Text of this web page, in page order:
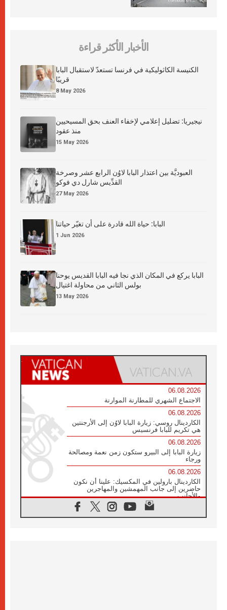
الأخبار الأكثر قراءة
الكنيسة الكاثوليكية في فرنسا تستعدّ لاستقبال البابا
قريبًا
8 May 2026
نيجيريا: تضليل إعلامي لإخفاء العنف بحق المسيحيين
منذ عقود
15 May 2026
العبوديَّة بين اعتذار البابا لاوُن الرابع عشر وصرخة
القدِّيس شارل دي فوكو
27 May 2026
البابا: حياة الله قادرة على أن تغيّر حياتنا
1 Jun 2026
البابا يركع في المكان الذي نجا فيه البابا القديس يوحنا
بولس الثاني من محاولة اغتيال
13 May 2026
06.08.2026
الاجتماع الشهري للمطارنة الموارنة
06.08.2026
الكاردينال روسي: زيارة البابا لاوُن إلى الأرجنتين
هي تكريم للبابا فرنسيس
06.08.2026
زيارة البابا إلى البيرو ستكون زمن نعمة ومصالحة
ورجاء
06.08.2026
الكاردينال بارولين في المكسيك: علينا أن نكون
حاضرين إلى جانب المهمشين والمهاجرين
والأجانب
البابا لاوُن الرابع عشر للشباب في أسيزي: